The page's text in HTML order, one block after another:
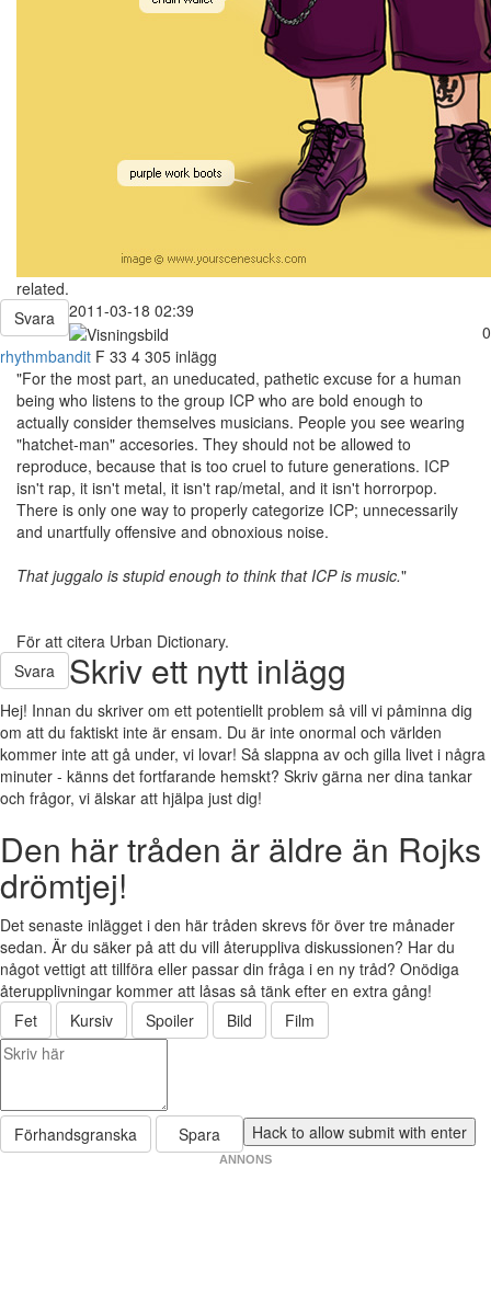
related.
Svara
2011-03-18 02:39
0
rhythmbandit F 33 4 305 inlägg
"For the most part, an uneducated, pathetic excuse for a human
being who listens to the group ICP who are bold enough to
actually consider themselves musicians. People you see wearing
"hatchet-man" accesories. They should not be allowed to
reproduce, because that is too cruel to future generations. ICP
isn't rap, it isn't metal, it isn't rap/metal, and it isn't horrorpop.
There is only one way to properly categorize ICP; unnecessarily
and unartfully offensive and obnoxious noise.
That juggalo is stupid enough to think that ICP is music."
För att citera Urban Dictionary.
Svara
Skriv ett nytt inlägg
Hej! Innan du skriver om ett potentiellt problem så vill vi påminna dig
om att du faktiskt inte är ensam. Du är inte onormal och världen
kommer inte att gå under, vi lovar! Så slappna av och gilla livet i några
minuter - känns det fortfarande hemskt? Skriv gärna ner dina tankar
och frågor, vi älskar att hjälpa just dig!
Den här tråden är äldre än Rojks
drömtjej!
Det senaste inlägget i den här tråden skrevs för över tre månader
sedan. Är du säker på att du vill återuppliva diskussionen? Har du
något vettigt att tillföra eller passar din fråga i en ny tråd? Onödiga
återupplivningar kommer att låsas så tänk efter en extra gång!
Fet
Kursiv Spoiler Bild Film
Förhandsgranska Spara
ANNONS